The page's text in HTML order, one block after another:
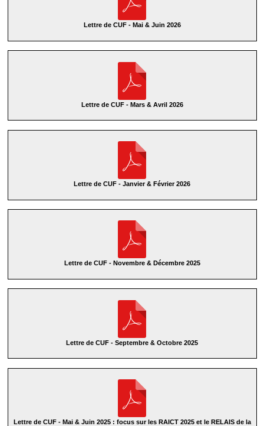
Lettre de CUF - Mai & Juin 2026
Lettre de CUF - Mars & Avril 2026
Lettre de CUF - Janvier & Février 2026
Lettre de CUF - Novembre & Décembre 2025
Lettre de CUF - Septembre & Octobre 2025
Lettre de CUF - Mai & Juin 2025 : focus sur les RAICT 2025 et le RELAIS de la